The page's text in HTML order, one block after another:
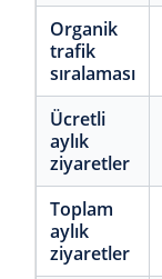
Organik
trafik
sıralaması
Ücretli
aylık
ziyaretler
Toplam
aylık
ziyaretler